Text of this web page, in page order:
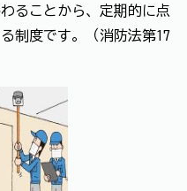
ることから、定期的に点
制度です。（消防法第17